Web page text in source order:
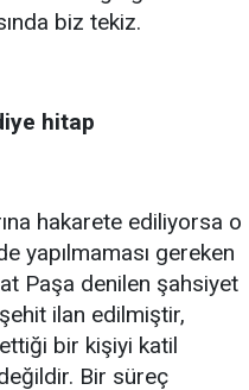
biz tekiz.
hitap
hakarete ediliyorsa o
yapılmaması gereken
Paşa denilen şahsiyet
ilan edilmiştir,
bir kişiyi katil
Bir süreç